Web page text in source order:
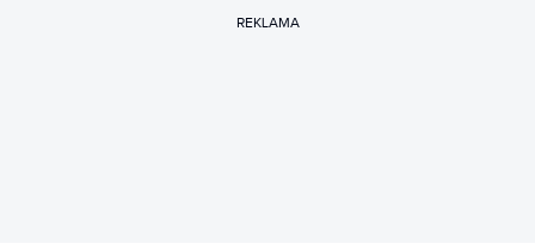
REKLAMA